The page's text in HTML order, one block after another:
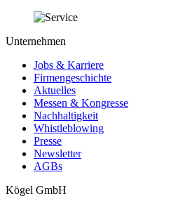
Unternehmen
Jobs & Karriere
Firmengeschichte
Aktuelles
Messen & Kongresse
Nachhaltigkeit
Whistleblowing
Presse
Newsletter
AGBs
Kögel GmbH